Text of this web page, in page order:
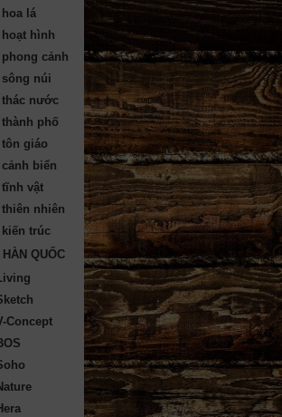
lá
hình
cảnh
núi
nước
phố
giáo
biển
vật
nhiên
trúc
QUỐC
Concept